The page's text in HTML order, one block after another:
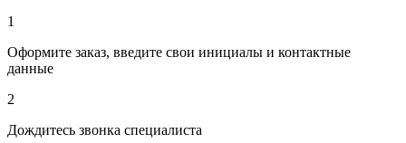
1
Оформите заказ, введите свои инициалы и контактные
данные
2
Дождитесь звонка специалиста